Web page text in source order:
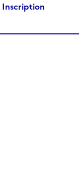
Inscription